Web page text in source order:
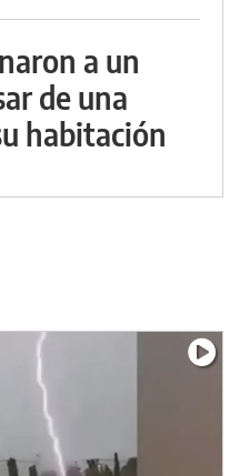
a un
de una
habitación